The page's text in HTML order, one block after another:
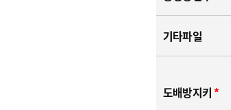
기타파일
도배방지키 *